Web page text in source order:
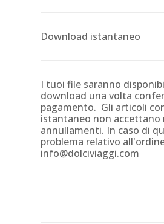
Download istantaneo
I tuoi file saranno
download una volta
pagamento. Gli articoli
istantaneo non accettano
annullamenti. In caso di
problema relativo
info@dolciviaggi.com